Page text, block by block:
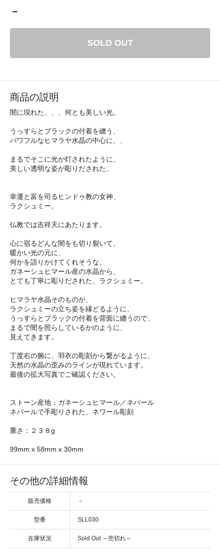
－
SOLD OUT
商品の説明
闇に現れた、、、何とも美しい光。
うっすらとブラックの付着を纏う、
パワフルなヒマラヤ水晶の中心に、、
まるでそこに光が灯されたように、
美しい透明な姿が彫りだされた、
幸運と富を司るヒンドゥ教の女神、
ラクシュミー。
仏教では吉祥天にあたります。
心に宿るどんな闇をも切り裂いて、
暖かい光の元に、
何かを語りかけてくれそうな、
ガネーシュヒマール産の水晶から、
とても丁寧に彫りだされた、ラクシュミー。
ヒマラヤ水晶そのものが、
ラクシュミーの立ち姿を縁どるように、
うっすらとブラックの付着を背面に纏うので、
まるで闇を照らしているかのように、
見えてきます。
丁度右の腕に、羽衣の彫刻から繋がるように、
天然の水晶の歪みのラインが現れています。
最後の拡大写真でご確認ください。
ストーン産地：ガネーシュヒマール／ネパール
ネパールで手彫りされた、ネワール彫刻
重さ：２３８g
99mm x 58mm x 30mm
その他の詳細情報
販売価格 －
型番 SLL030
在庫状況 Sold Out ～売切れ～